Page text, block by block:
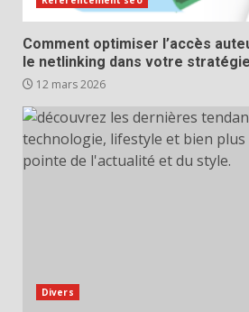
Comment optimiser l’accès
le netlinking dans votre stratégie
12 mars 2026
Divers